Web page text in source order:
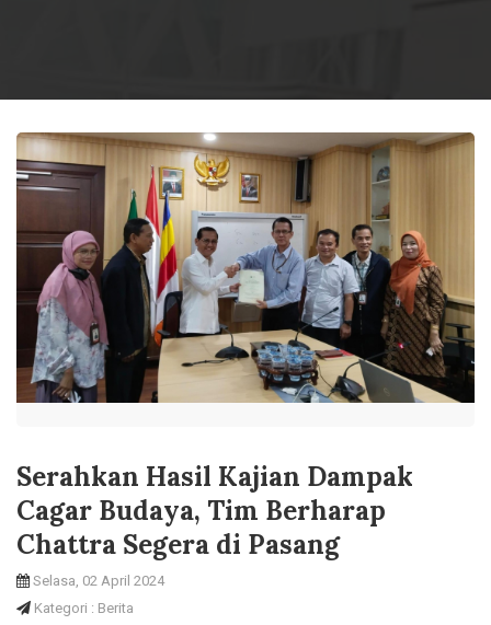
Serahkan Hasil Kajian Dampak
Cagar Budaya, Tim Berharap
Chattra Segera di Pasang
Selasa, 02 April 2024
Kategori : Berita